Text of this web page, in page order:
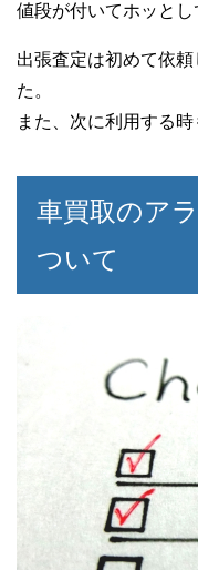
値段が付いてホッとし
出張査定は初めて依
た。
また、次に利用する
車買取のア
ついて